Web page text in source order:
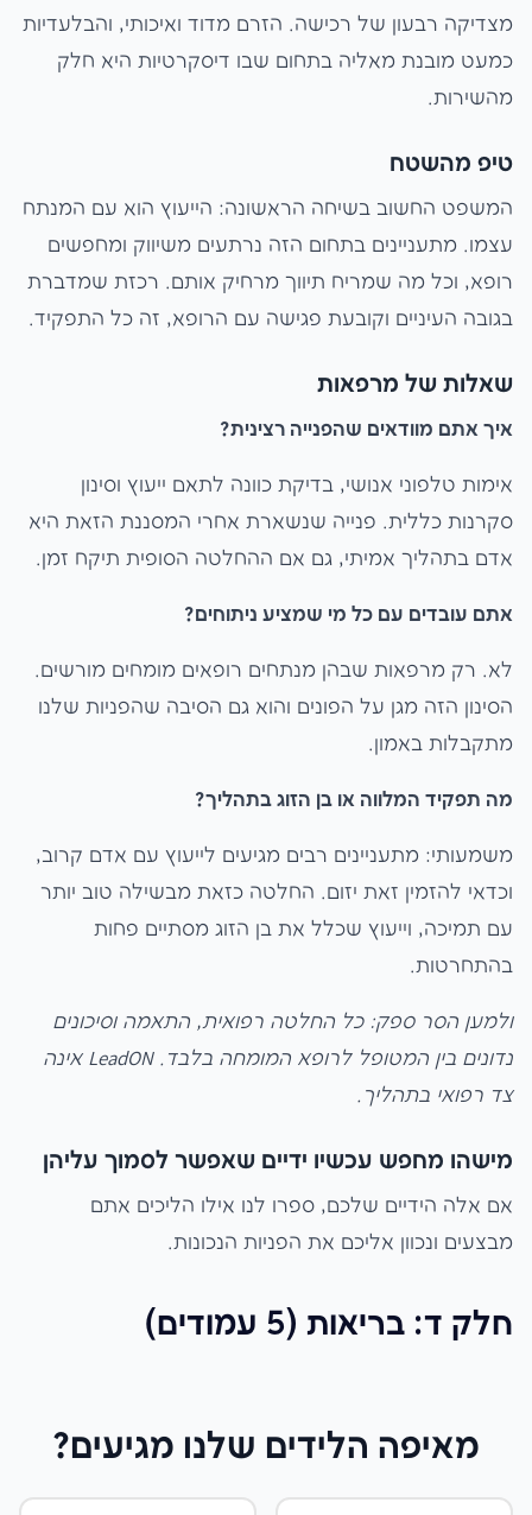
מצדיקה רבעון של רכישה. הזרם מדוד ואיכותי, והבלעדיות
כמעט מובנת מאליה בתחום שבו דיסקרטיות היא חלק
מהשירות.
טיפ מהשטח
המשפט החשוב בשיחה הראשונה: הייעוץ הוא עם המנתח
עצמו. מתעניינים בתחום הזה נרתעים משיווק ומחפשים
רופא, וכל מה שמריח תיווך מרחיק אותם. רכזת שמדברת
בגובה העיניים וקובעת פגישה עם הרופא, זה כל התפקיד.
שאלות של מרפאות
איך אתם מוודאים שהפנייה רצינית?
אימות טלפוני אנושי, בדיקת כוונה לתאם ייעוץ וסינון
סקרנות כללית. פנייה שנשארת אחרי המסננת הזאת היא
אדם בתהליך אמיתי, גם אם ההחלטה הסופית תיקח זמן.
אתם עובדים עם כל מי שמציע ניתוחים?
לא. רק מרפאות שבהן מנתחים רופאים מומחים מורשים.
הסינון הזה מגן על הפונים והוא גם הסיבה שהפניות שלנו
מתקבלות באמון.
מה תפקיד המלווה או בן הזוג בתהליך?
משמעותי: מתעניינים רבים מגיעים לייעוץ עם אדם קרוב,
וכדאי להזמין זאת יזום. החלטה כזאת מבשילה טוב יותר
עם תמיכה, וייעוץ שכלל את בן הזוג מסתיים פחות
בהתחרטות.
ולמען הסר ספק: כל החלטה רפואית, התאמה וסיכונים
נדונים בין המטופל לרופא המומחה בלבד. LeadON אינה
צד רפואי בתהליך.
מישהו מחפש עכשיו ידיים שאפשר לסמוך עליהן
אם אלה הידיים שלכם, ספרו לנו אילו הליכים אתם
מבצעים ונכוון אליכם את הפניות הנכונות.
חלק ד: בריאות (5 עמודים)
מאיפה הלידים שלנו מגיעים?